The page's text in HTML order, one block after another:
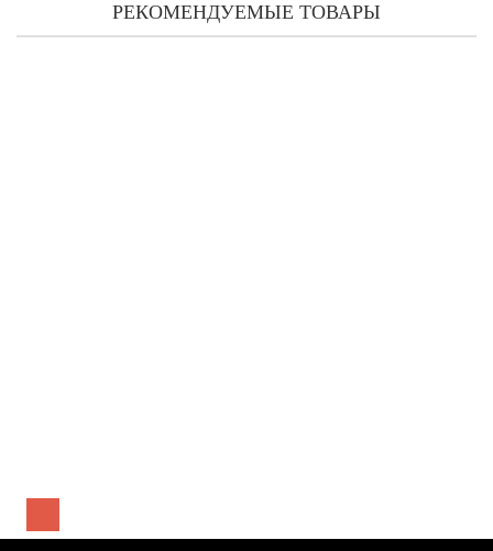
РЕКОМЕНДУЕМЫЕ ТОВАРЫ